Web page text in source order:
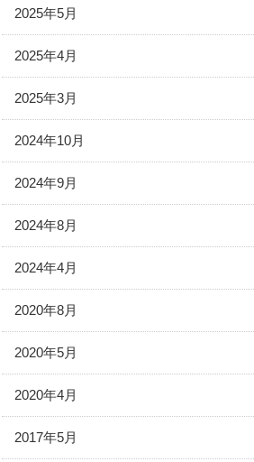
2025年5月
2025年4月
2025年3月
2024年10月
2024年9月
2024年8月
2024年4月
2020年8月
2020年5月
2020年4月
2017年5月